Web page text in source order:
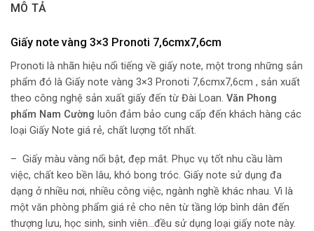
MÔ TẢ
Giấy note vàng 3×3 Pronoti 7,6cmx7,6cm
Pronoti là nhãn hiệu nổi tiếng về giấy note, một trong những sản
phẩm đó là Giấy note vàng 3×3 Pronoti 7,6cmx7,6cm , sản xuất
theo công nghệ sản xuất giấy đến từ Đài Loan. Văn Phong
phẩm Nam Cường luôn đảm bảo cung cấp đến khách hàng các
loại Giấy Note giá rẻ, chất lượng tốt nhất.
– Giấy màu vàng nổi bật, đẹp mắt. Phục vụ tốt nhu cầu làm
việc, chất keo bền lâu, khó bong tróc. Giấy note sử dụng đa
dạng ở nhiều nơi, nhiều công việc, ngành nghề khác nhau. Vì là
một văn phòng phẩm giá rẻ cho nên từ tầng lớp bình dân đến
thượng lưu, học sinh, sinh viên…đều sử dụng loại giấy note này.